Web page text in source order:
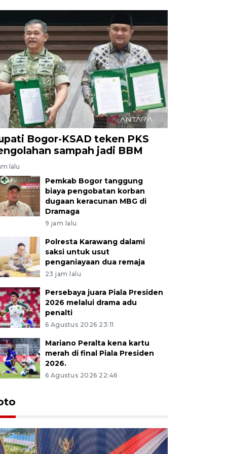
Bogor-KSAD teken PKS
sampah jadi BBM
lalu
Pemkab Bogor tanggung
biaya pengobatan korban
dugaan keracunan MBG di
Dramaga
9 jam lalu
Polresta Karawang dalami
saksi untuk usut
penganiayaan dua remaja
23 jam lalu
Persebaya juara Piala Presiden
2026 melalui drama adu
penalti
6 Agustus 2026 23:11
Mariano Peralta kena kartu
merah di final Piala Presiden
2026.
6 Agustus 2026 22:46